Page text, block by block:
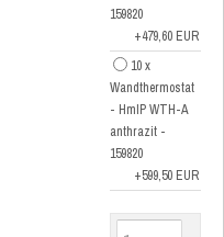
159820
+479,60 EUR
10 x
Wandthermostat
- HmIP WTH-A
anthrazit -
159820
+599,50 EUR